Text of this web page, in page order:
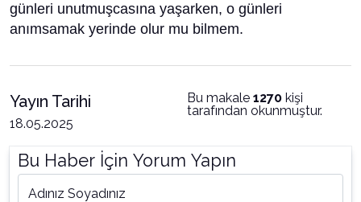
günleri unutmuşcasına yaşarken, o günleri
anımsamak yerinde olur mu bilmem.
Yayın Tarihi
18.05.2025
Bu makale 1270 kişi
tarafından okunmuştur.
Bu Haber İçin Yorum Yapın
Adınız Soyadınız